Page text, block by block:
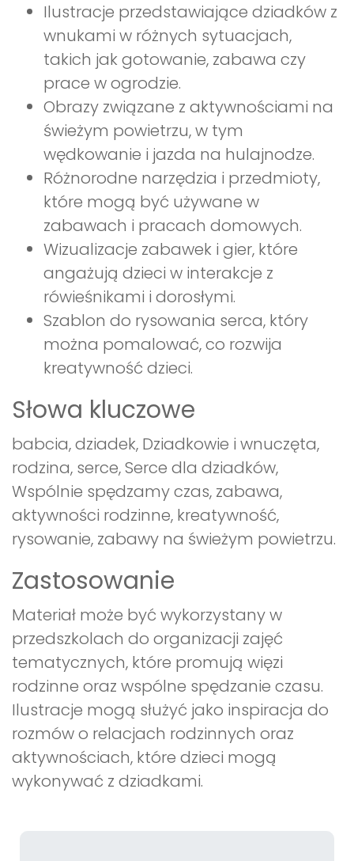
Ilustracje przedstawiające dziadków z
wnukami w różnych sytuacjach,
takich jak gotowanie, zabawa czy
prace w ogrodzie.
Obrazy związane z aktywnościami na
świeżym powietrzu, w tym
wędkowanie i jazda na hulajnodze.
Różnorodne narzędzia i przedmioty,
które mogą być używane w
zabawach i pracach domowych.
Wizualizacje zabawek i gier, które
angażują dzieci w interakcje z
rówieśnikami i dorosłymi.
Szablon do rysowania serca, który
można pomalować, co rozwija
kreatywność dzieci.
Słowa kluczowe
babcia, dziadek, Dziadkowie i wnuczęta,
rodzina, serce, Serce dla dziadków,
Wspólnie spędzamy czas, zabawa,
aktywności rodzinne, kreatywność,
rysowanie, zabawy na świeżym powietrzu.
Zastosowanie
Materiał może być wykorzystany w
przedszkolach do organizacji zajęć
tematycznych, które promują więzi
rodzinne oraz wspólne spędzanie czasu.
Ilustracje mogą służyć jako inspiracja do
rozmów o relacjach rodzinnych oraz
aktywnościach, które dzieci mogą
wykonywać z dziadkami.